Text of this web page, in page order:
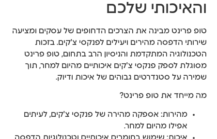
והאיכותי שלכם
טופ פרינט מבינה את הצרכים הדחופים של עסקים ומציעה
שירותי הדפסה מהירים ויעילים לפנקסי צ'קים. בזכות
הטכנולוגיה המתקדמת והניסיון הרב בתחום, טופ פרינט
מסוגלת לספק פנקסי צ'קים איכותיים מהיום למחר, תוך
שמירה על סטנדרטים גבוהים של איכות ודיוק.
מה מייחד את טופ פרינט?
מהירות: אספקה מהירה של פנקסי צ'קים, לעיתים
אפילו מהיום למחר.